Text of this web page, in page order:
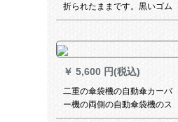
折られたままです。黒いゴム
の男性のビジネは风を防ぎま
￥ 5,600 円(税込)
二重の傘袋機の自動傘カーバ
ー機の両側の自動傘袋機のス
テアリング傘セスト機の豪華